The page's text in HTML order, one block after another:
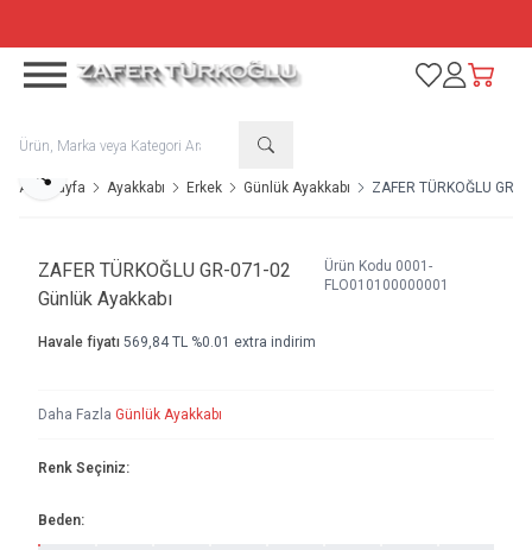
Favorilerim
Hesabım
Sepetim
Ana Sayfa Ayakkabı Erkek Günlük Ayakkabı ZAFER TÜRKOĞLU GR-
Paylaş
ZAFER TÜRKOĞLU GR-071-02
Günlük Ayakkabı
Ürün Kodu 0001-
FLO010100000001
Havale fiyatı 569,84TL %0.01 extra indirim
Daha Fazla Günlük Ayakkabı
Renk Seçiniz:
Beden: